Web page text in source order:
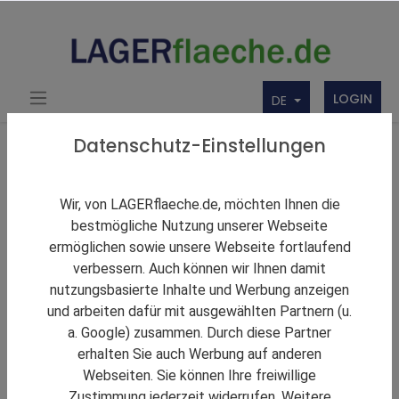
DE LOGIN
Themen Rund um Lager und LAGERflaeche.de
Datenschutz-Einstellungen
Wir, von LAGERflaeche.de, möchten Ihnen die
bestmögliche Nutzung unserer Webseite
ermöglichen sowie unsere Webseite fortlaufend
verbessern. Auch können wir Ihnen damit
nutzungsbasierte Inhalte und Werbung anzeigen
und arbeiten dafür mit ausgewählten Partnern (u.
a. Google) zusammen. Durch diese Partner
erhalten Sie auch Werbung auf anderen
Webseiten. Sie können Ihre freiwillige